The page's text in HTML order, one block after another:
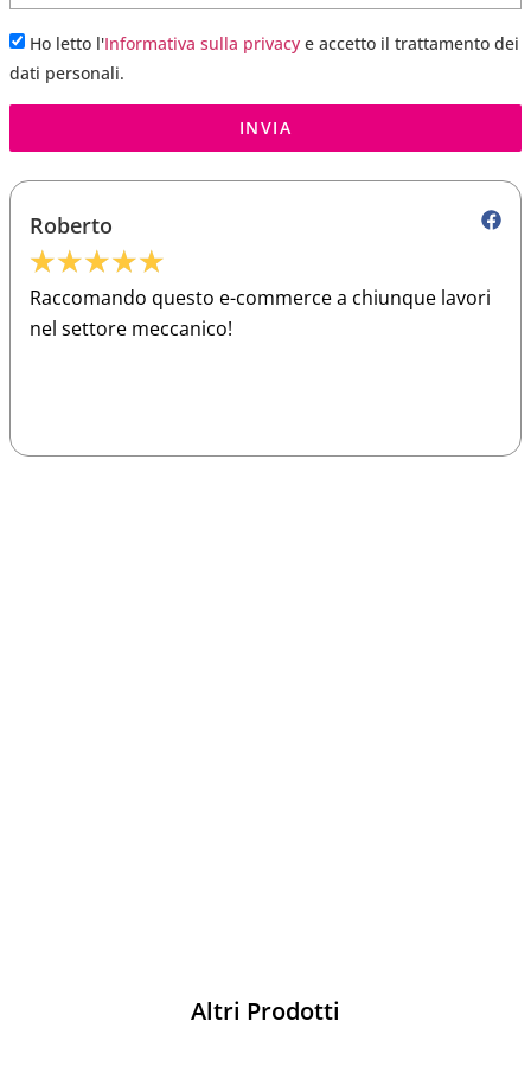
Ho letto l'Informativa sulla privacy e accetto il trattamento dei
dati personali.
INVIA
Roberto
★★★★★
Raccomando questo e-commerce a chiunque lavori
nel settore meccanico!
Altri Prodotti